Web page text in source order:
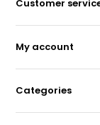
Customer
My account
Categories